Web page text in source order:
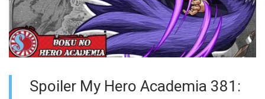
Spoiler My Hero Academia 381: